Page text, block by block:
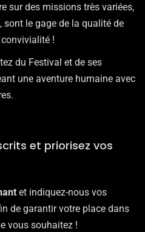
sur des missions très variées,
le gage de la qualité de
!
du Festival et de ses
une aventure humaine avec
et priorisez vos
et indiquez-nous vos
de garantir votre place dans
vous souhaitez !